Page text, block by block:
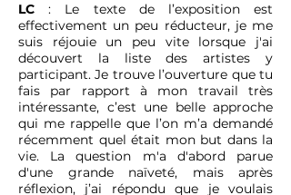
LC : Le texte de l’exposition est
effectivement un peu réducteur, je me
suis réjouie un peu vite lorsque j'ai
découvert la liste des artistes y
participant. Je trouve l’ouverture que tu
fais par rapport à mon travail très
intéressante, c’est une belle approche
qui me rappelle que l’on m’a demandé
récemment quel était mon but dans la
vie. La question m'a d'abord parue
d'une grande naïveté, mais après
réflexion, j’ai répondu que je voulais